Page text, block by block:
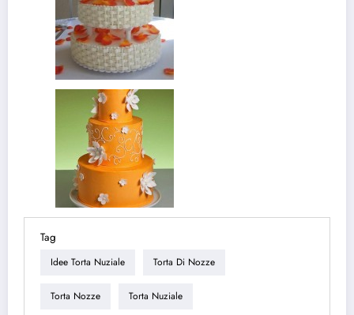
Tag
Idee Torta Nuziale Torta Di Nozze
Torta Nozze Torta Nuziale